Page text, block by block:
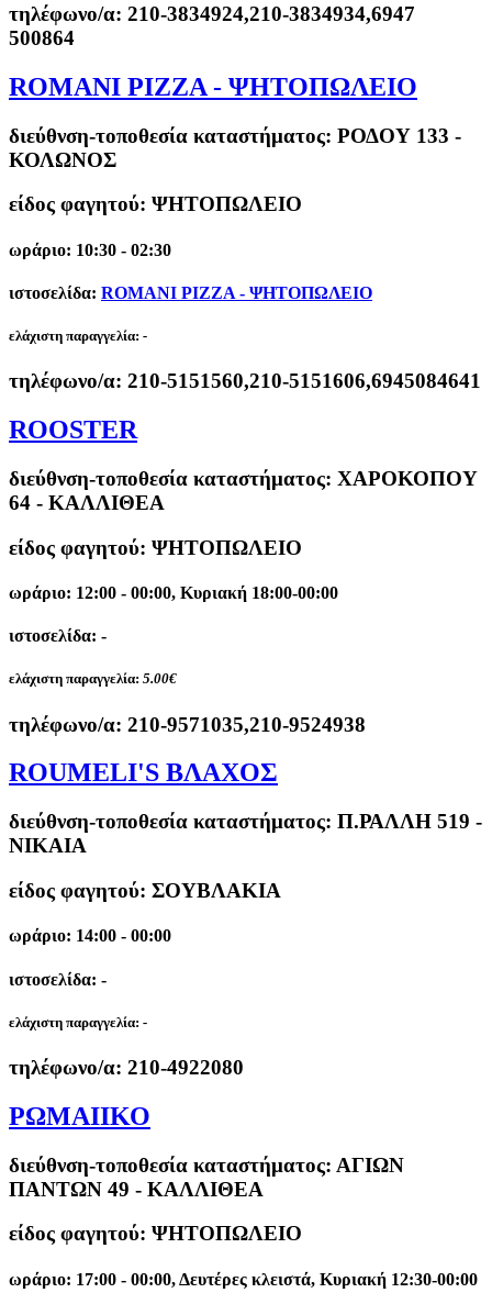
τηλέφωνο/α: 210-3834924,210-3834934,6947
500864
ROMANI PIZZA - ΨΗΤΟΠΩΛΕΙΟ
διεύθνση-τοποθεσία καταστήματος: ΡΟΔΟΥ 133 -
ΚΟΛΩΝΟΣ
είδος φαγητού: ΨΗΤΟΠΩΛΕΙΟ
ωράριο: 10:30 - 02:30
ιστοσελίδα: ROMANI PIZZA - ΨΗΤΟΠΩΛΕΙΟ
ελάχιστη παραγγελία: -
τηλέφωνο/α: 210-5151560,210-5151606,6945084641
ROOSTER
διεύθνση-τοποθεσία καταστήματος: ΧΑΡΟΚΟΠΟΥ
64 - ΚΑΛΛΙΘΕΑ
είδος φαγητού: ΨΗΤΟΠΩΛΕΙΟ
ωράριο: 12:00 - 00:00, Κυριακή 18:00-00:00
ιστοσελίδα: -
ελάχιστη παραγγελία: 5.00€
τηλέφωνο/α: 210-9571035,210-9524938
ROUMELI'S ΒΛΑΧΟΣ
διεύθνση-τοποθεσία καταστήματος: Π.ΡΑΛΛΗ 519 -
ΝΙΚΑΙΑ
είδος φαγητού: ΣΟΥΒΛΑΚΙΑ
ωράριο: 14:00 - 00:00
ιστοσελίδα: -
ελάχιστη παραγγελία: -
τηλέφωνο/α: 210-4922080
ΡΩΜΑΙΙΚΟ
διεύθνση-τοποθεσία καταστήματος: ΑΓΙΩΝ
ΠΑΝΤΩΝ 49 - ΚΑΛΛΙΘΕΑ
είδος φαγητού: ΨΗΤΟΠΩΛΕΙΟ
ωράριο: 17:00 - 00:00, Δευτέρες κλειστά, Κυριακή 12:30-00:00